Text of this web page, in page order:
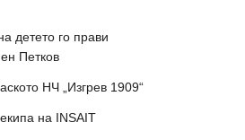
детето го прави
Петков
НЧ „Изгрев 1909“
на INSAIT